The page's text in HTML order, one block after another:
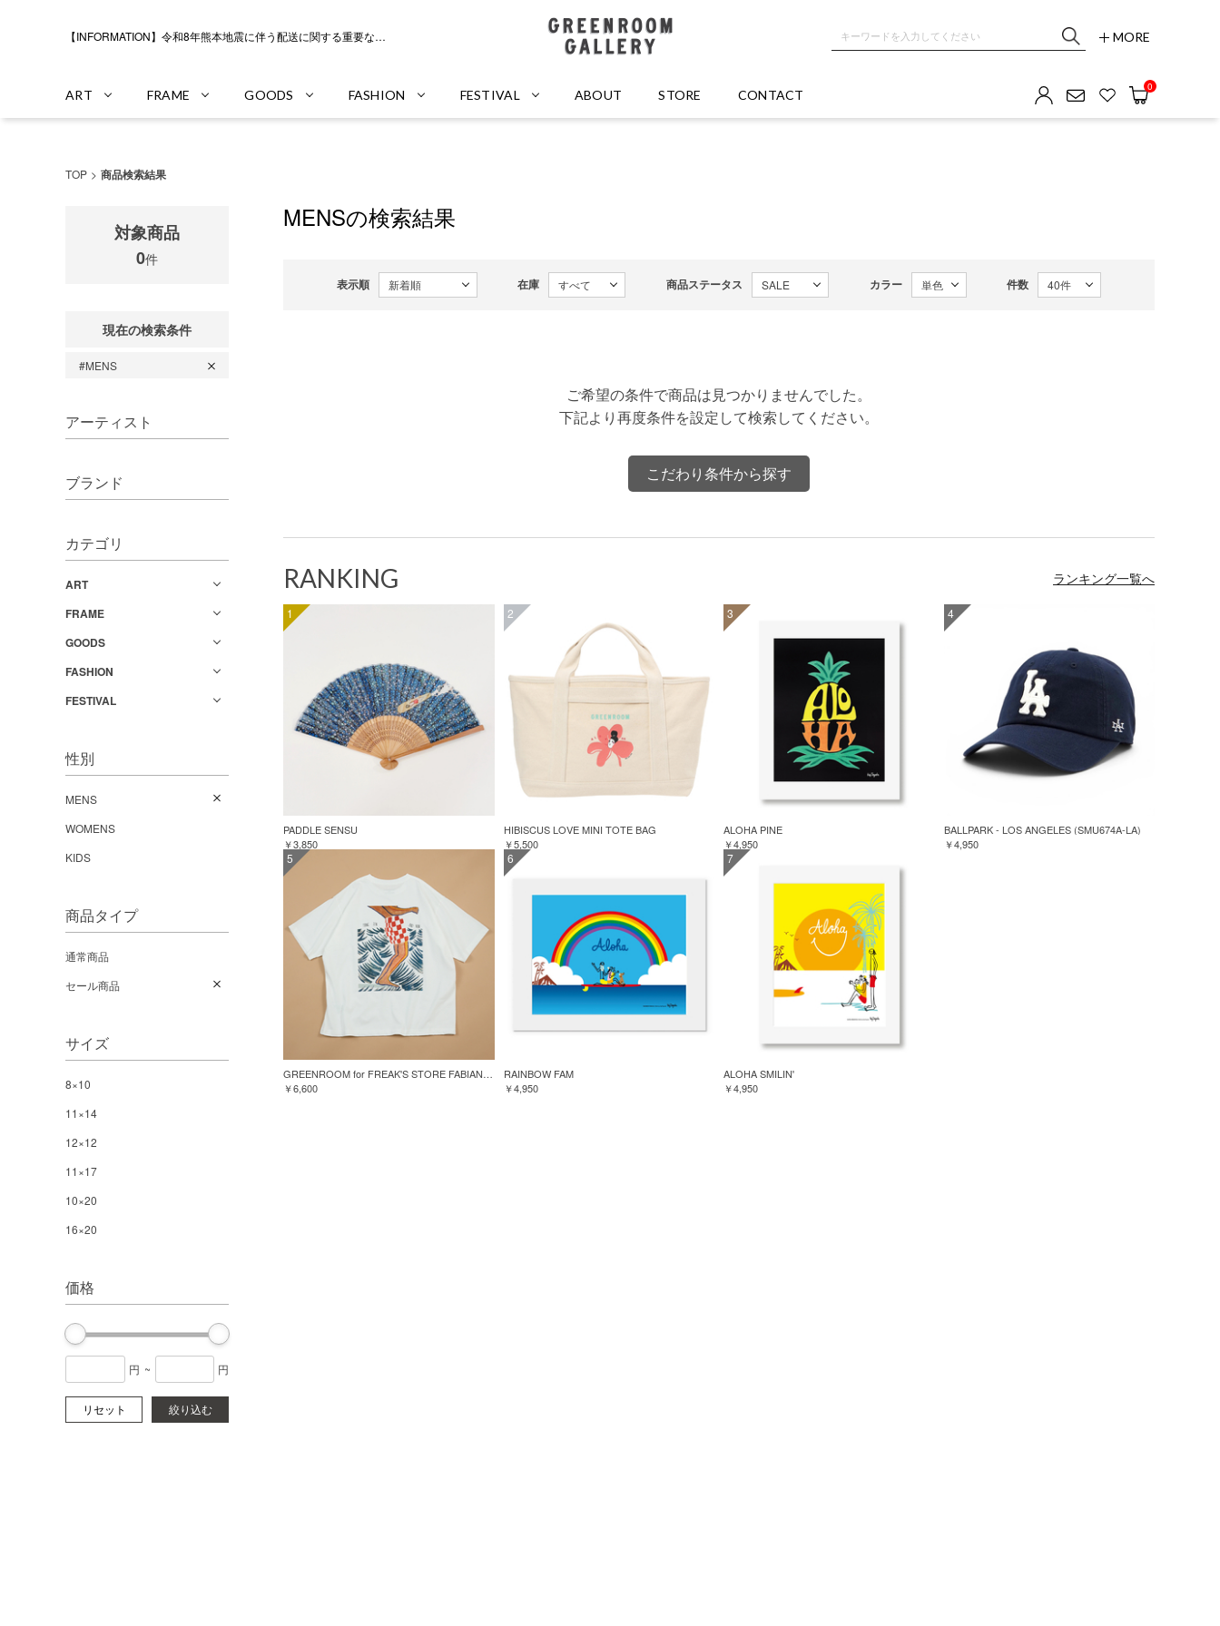
【INFORMATION】令和8年熊本地震に伴う配送に関する重要なお知らせ
MORE
ART FRAME GOODS FASHION FESTIVAL ABOUT STORE CONTACT
0
TOP 商品検索結果
対象商品
0件
現在の検索条件
#MENS
アーティスト
ブランド
カテゴリ
ART
FRAME
GOODS
FASHION
FESTIVAL
性別
MENS
WOMENS
KIDS
商品タイプ
通常商品
セール商品
サイズ
8×10
11×14
12×12
11×17
10×20
16×20
価格
円 ~ 円
リセット 絞り込む
MENSの検索結果
表示順 在庫 商品ステータス カラー 件数
ご希望の条件で商品は見つかりませんでした。
下記より再度条件を設定して検索してください。
こだわり条件から探す
RANKING ランキング一覧へ
1
PADDLE SENSU
￥3,850
2
HIBISCUS LOVE MINI TOTE BAG
￥5,500
3
ALOHA PINE
￥4,950
4
BALLPARK - LOS ANGELES (SMU674A-LA)
￥4,950
5
GREENROOM for FREAK'S STORE FABIAN LAVATER S/S TEE
￥6,600
6
RAINBOW FAM
￥4,950
7
ALOHA SMILIN'
￥4,950